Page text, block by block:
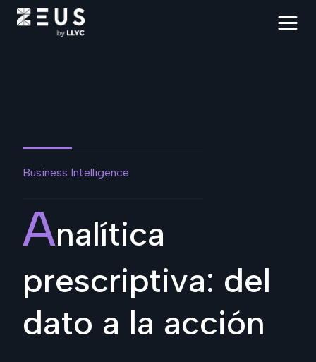
Business Intelligence
Analítica
prescriptiva: del
dato a la acción